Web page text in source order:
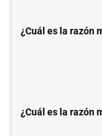
¿Cuál es la razón
¿Cuál es la razón